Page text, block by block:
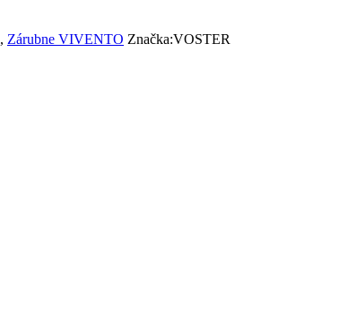
, Zárubne VIVENTO Značka:VOSTER